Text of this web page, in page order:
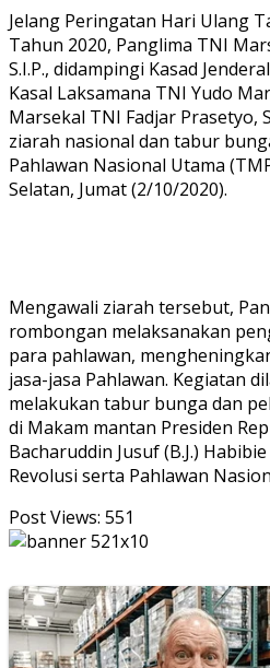
Jelang Peringatan Hari Ulang
Tahun 2020, Panglima TNI
S.I.P., didampingi Kasad
Kasal Laksamana TNI Yudo
Marsekal TNI Fadjar Prasetyo,
ziarah nasional dan tabur
Pahlawan Nasional Utama
Selatan, Jumat (2/10/2020).
Mengawali ziarah tersebut,
rombongan melaksanakan
para pahlawan,
jasa-jasa Pahlawan. Kegiatan
melakukan tabur bunga dan
di Makam mantan Presiden
Bacharuddin Jusuf (B.J.)
Revolusi serta Pahlawan
Post Views: 551